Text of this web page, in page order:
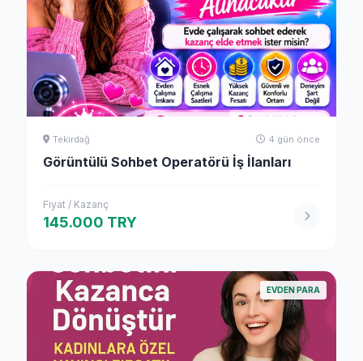
Tekirdağ 4 gün önce
Görüntülü Sohbet Operatörü İş İlanları
Fiyat / Kazanç
145.000 TRY
EVDEN PARA